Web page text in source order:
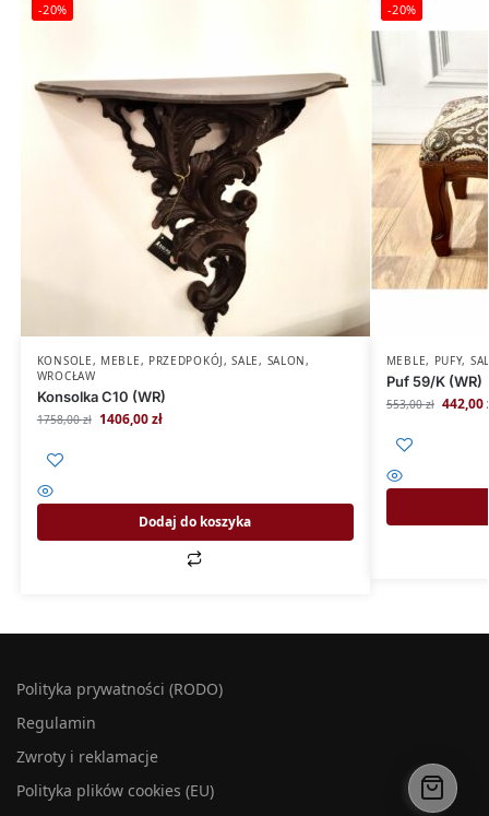
-20%
KONSOLE, MEBLE, PRZEDPOKÓJ,SALE, SALON,
WROCŁAW
Konsolka C10 (WR)
1758,00zł 1406,00zł
Dodaj do koszyka
-20%
MEBLE, PUFY,
Puf 59/K (WR)
553,00zł 442,00
Polityka prywatności (RODO)
Regulamin
Zwroty i reklamacje
Polityka plików cookies (EU)